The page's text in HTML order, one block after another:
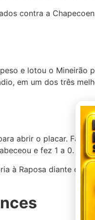
contra a
e lotou o Mineirão
em um dos três
abrir o placar.
e fez 1 a 0.
à Raposa diante do